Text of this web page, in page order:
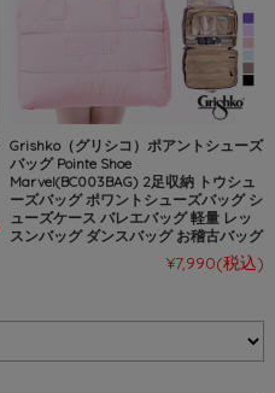
Grishko（グリシコ）ポアントシューズ
バッグ Pointe Shoe
Marvel(BC003BAG) 2足収納 トウシュ
ーズバッグ ポワントシューズバッグ シ
ューズケース バレエバッグ 軽量 レッ
スンバッグ ダンスバッグ お稽古バッグ
¥7,990(税込)